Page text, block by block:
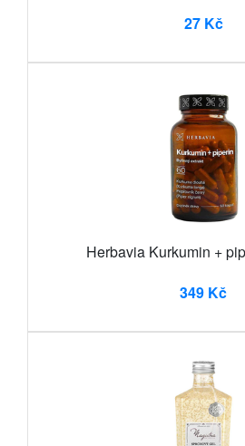
27 Kč
Herbavia Kurkumin +
349 Kč